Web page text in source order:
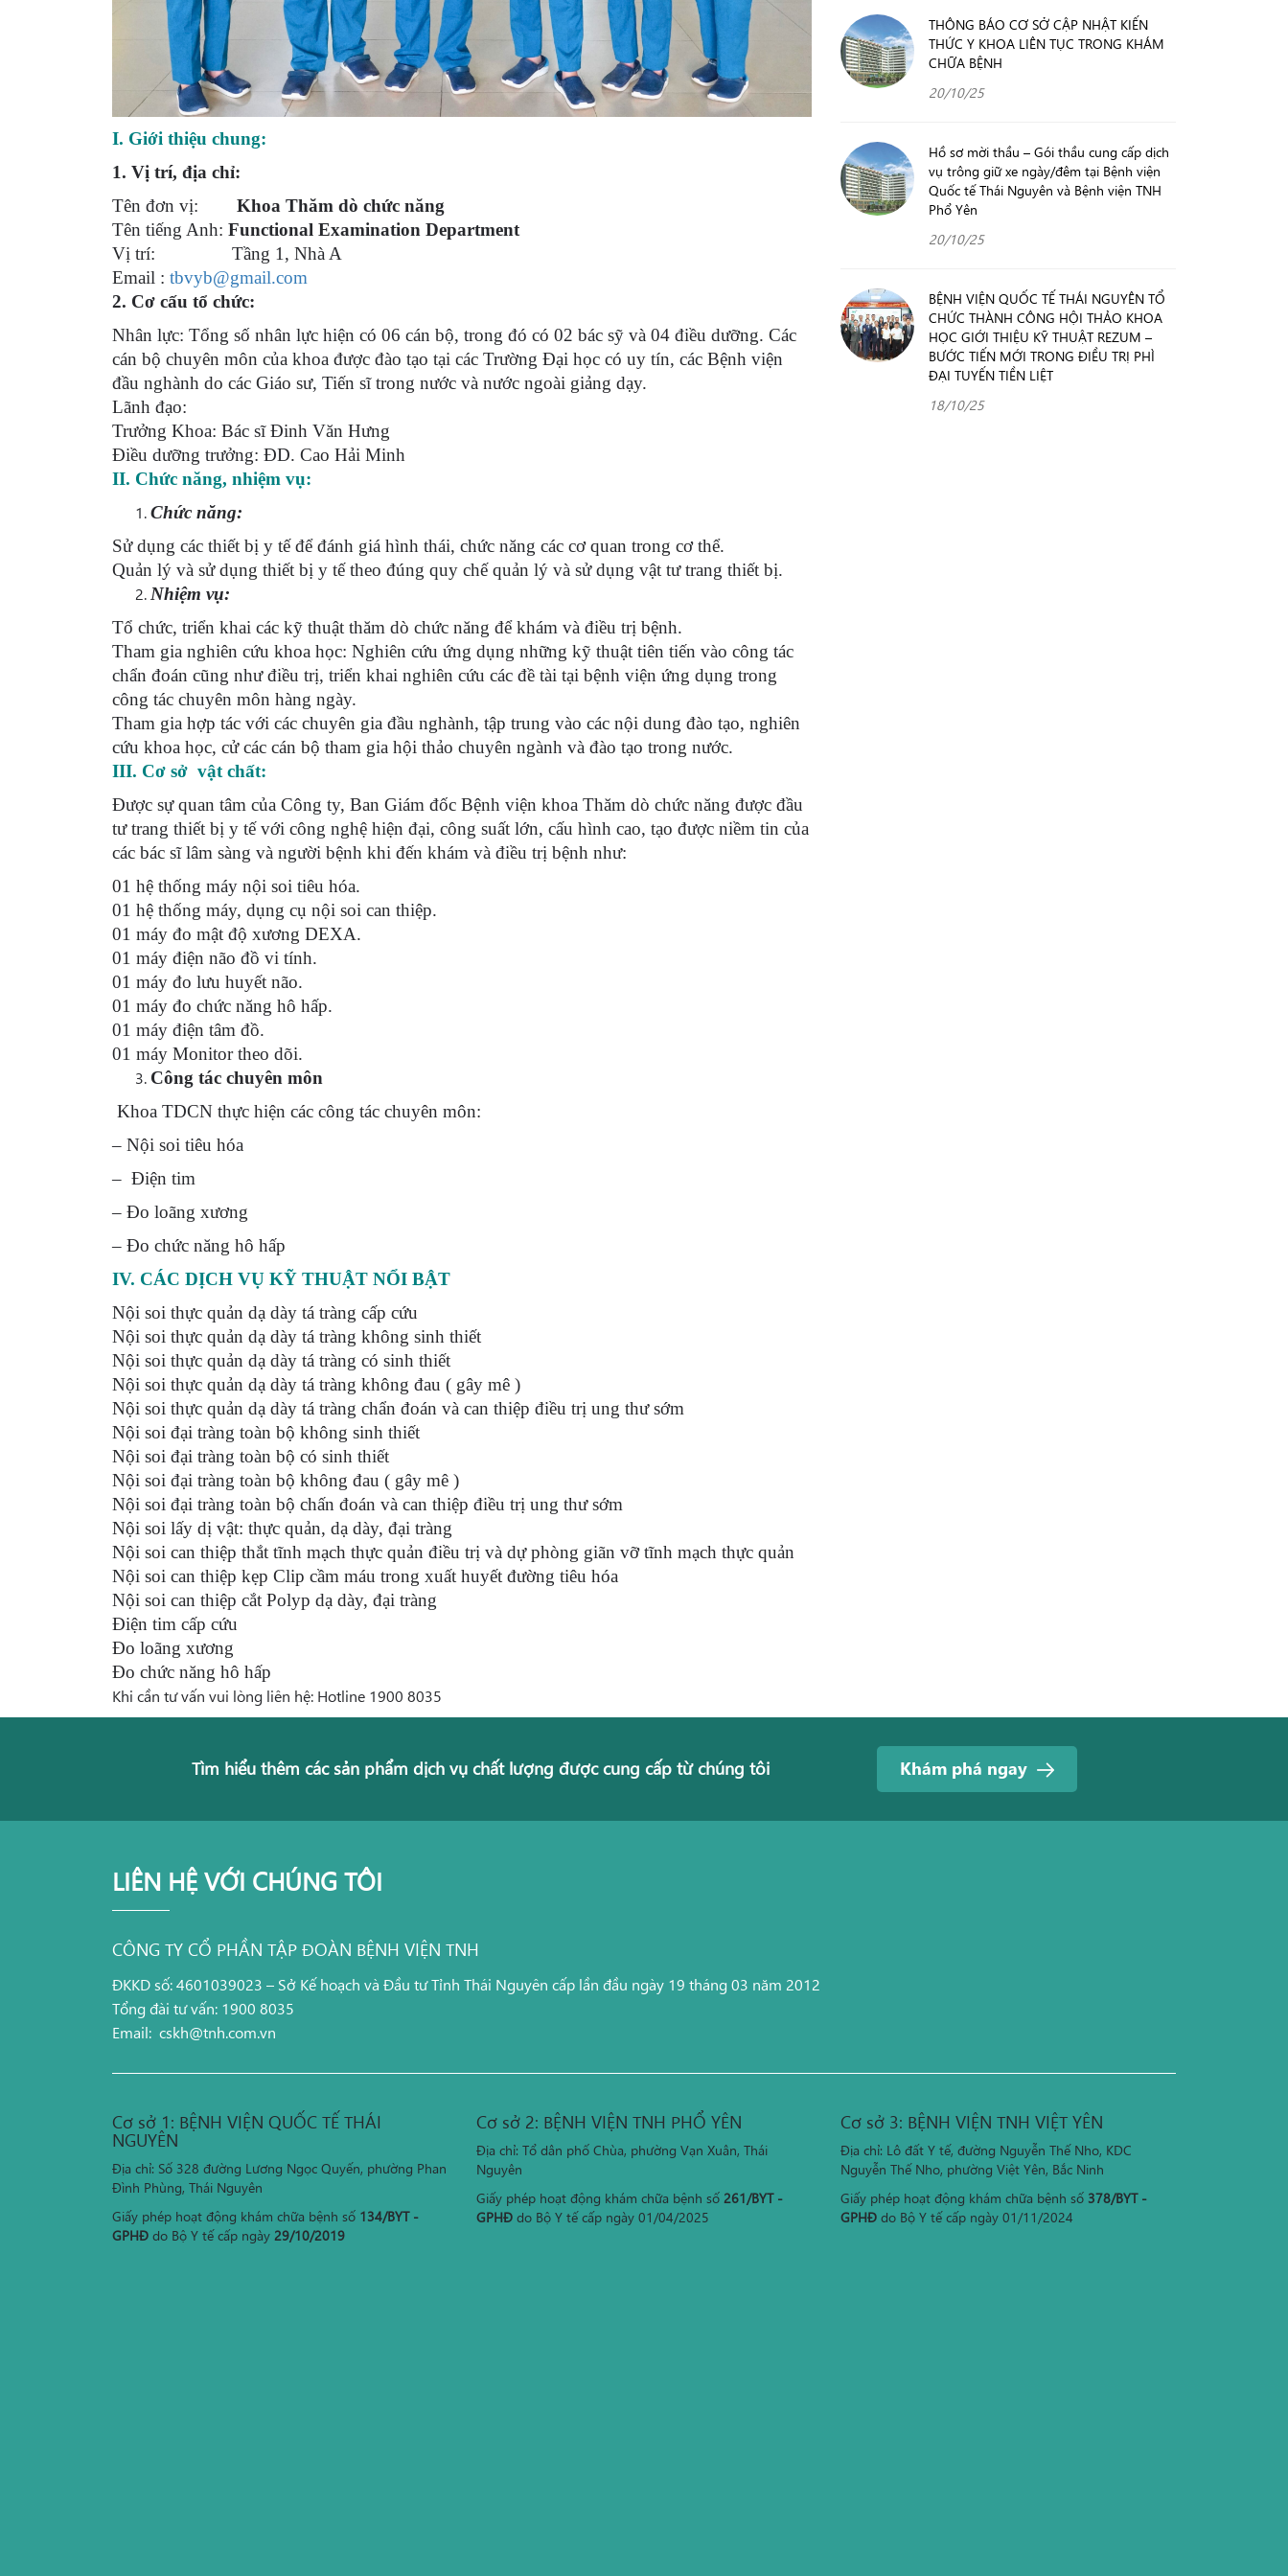
I. Giới thiệu chung:
1. Vị trí, địa chỉ:
Tên đơn vị: Khoa Thăm dò chức năng
Tên tiếng Anh: Functional Examination Department
Vị trí: Tầng 1, Nhà A
Email : tbvyb@gmail.com
2. Cơ cấu tổ chức:
Nhân lực: Tổng số nhân lực hiện có 06 cán bộ, trong đó có 02 bác sỹ và 04 điều dưỡng. Các
cán bộ chuyên môn của khoa được đào tạo tại các Trường Đại học có uy tín, các Bệnh viện
đầu nghành do các Giáo sư, Tiến sĩ trong nước và nước ngoài giảng dạy.
Lãnh đạo:
Trưởng Khoa: Bác sĩ Đinh Văn Hưng
Điều dưỡng trưởng: ĐD. Cao Hải Minh
II. Chức năng, nhiệm vụ:
Chức năng:
Sử dụng các thiết bị y tế để đánh giá hình thái, chức năng các cơ quan trong cơ thể.
Quản lý và sử dụng thiết bị y tế theo đúng quy chế quản lý và sử dụng vật tư trang thiết bị.
Nhiệm vụ:
Tổ chức, triển khai các kỹ thuật thăm dò chức năng để khám và điều trị bệnh.
Tham gia nghiên cứu khoa học: Nghiên cứu ứng dụng những kỹ thuật tiên tiến vào công tác
chẩn đoán cũng như điều trị, triển khai nghiên cứu các đề tài tại bệnh viện ứng dụng trong
công tác chuyên môn hàng ngày.
Tham gia hợp tác với các chuyên gia đầu nghành, tập trung vào các nội dung đào tạo, nghiên
cứu khoa học, cử các cán bộ tham gia hội thảo chuyên ngành và đào tạo trong nước.
III. Cơ sở vật chất:
Được sự quan tâm của Công ty, Ban Giám đốc Bệnh viện khoa Thăm dò chức năng được đầu
tư trang thiết bị y tế với công nghệ hiện đại, công suất lớn, cấu hình cao, tạo được niềm tin của
các bác sĩ lâm sàng và người bệnh khi đến khám và điều trị bệnh như:
01 hệ thống máy nội soi tiêu hóa.
01 hệ thống máy, dụng cụ nội soi can thiệp.
01 máy đo mật độ xương DEXA.
01 máy điện não đồ vi tính.
01 máy đo lưu huyết não.
01 máy đo chức năng hô hấp.
01 máy điện tâm đồ.
01 máy Monitor theo dõi.
Công tác chuyên môn
Khoa TDCN thực hiện các công tác chuyên môn:
– Nội soi tiêu hóa
– Điện tim
– Đo loãng xương
– Đo chức năng hô hấp
IV. CÁC DỊCH VỤ KỸ THUẬT NỔI BẬT
Nội soi thực quản dạ dày tá tràng cấp cứu
Nội soi thực quản dạ dày tá tràng không sinh thiết
Nội soi thực quản dạ dày tá tràng có sinh thiết
Nội soi thực quản dạ dày tá tràng không đau ( gây mê )
Nội soi thực quản dạ dày tá tràng chẩn đoán và can thiệp điều trị ung thư sớm
Nội soi đại tràng toàn bộ không sinh thiết
Nội soi đại tràng toàn bộ có sinh thiết
Nội soi đại tràng toàn bộ không đau ( gây mê )
Nội soi đại tràng toàn bộ chấn đoán và can thiệp điều trị ung thư sớm
Nội soi lấy dị vật: thực quản, dạ dày, đại tràng
Nội soi can thiệp thắt tĩnh mạch thực quản điều trị và dự phòng giãn vỡ tĩnh mạch thực quản
Nội soi can thiệp kẹp Clip cầm máu trong xuất huyết đường tiêu hóa
Nội soi can thiệp cắt Polyp dạ dày, đại tràng
Điện tim cấp cứu
Đo loãng xương
Đo chức năng hô hấp
Khi cần tư vấn vui lòng liên hệ: Hotline 1900 8035
THÔNG BÁO CƠ SỞ CẬP NHẬT KIẾN
THỨC Y KHOA LIÊN TỤC TRONG KHÁM
CHỮA BỆNH
20/10/25
Hồ sơ mời thầu – Gói thầu cung cấp dịch
vụ trông giữ xe ngày/đêm tại Bệnh viện
Quốc tế Thái Nguyên và Bệnh viện TNH
Phổ Yên
20/10/25
BỆNH VIỆN QUỐC TẾ THÁI NGUYÊN TỔ
CHỨC THÀNH CÔNG HỘI THẢO KHOA
HỌC GIỚI THIỆU KỸ THUẬT REZUM –
BƯỚC TIẾN MỚI TRONG ĐIỀU TRỊ PHÌ
ĐẠI TUYẾN TIỀN LIỆT
18/10/25
Tìm hiểu thêm các sản phẩm dịch vụ chất lượng được cung cấp từ chúng tôi Khám phá ngay
LIÊN HỆ VỚI CHÚNG TÔI
CÔNG TY CỔ PHẦN TẬP ĐOÀN BỆNH VIỆN TNH
ĐKKD số: 4601039023 – Sở Kế hoạch và Đầu tư Tỉnh Thái Nguyên cấp lần đầu ngày 19 tháng 03 năm 2012
Tổng đài tư vấn: 1900 8035
Email: cskh@tnh.com.vn
Cơ sở 1: BỆNH VIỆN QUỐC TẾ THÁI
NGUYÊN
Địa chỉ: Số 328 đường Lương Ngọc Quyến, phường Phan
Đình Phùng, Thái Nguyên
Giấy phép hoạt động khám chữa bệnh số 134/BYT -
GPHĐ do Bộ Y tế cấp ngày 29/10/2019
Cơ sở 2: BỆNH VIỆN TNH PHỔ YÊN
Địa chỉ: Tổ dân phố Chùa, phường Vạn Xuân, Thái
Nguyên
Giấy phép hoạt động khám chữa bệnh số 261/BYT -
GPHĐ do Bộ Y tế cấp ngày 01/04/2025
Cơ sở 3: BỆNH VIỆN TNH VIỆT YÊN
Địa chỉ: Lô đất Y tế, đường Nguyễn Thế Nho, KDC
Nguyễn Thế Nho, phường Việt Yên, Bắc Ninh
Giấy phép hoạt động khám chữa bệnh số 378/BYT -
GPHĐ do Bộ Y tế cấp ngày 01/11/2024